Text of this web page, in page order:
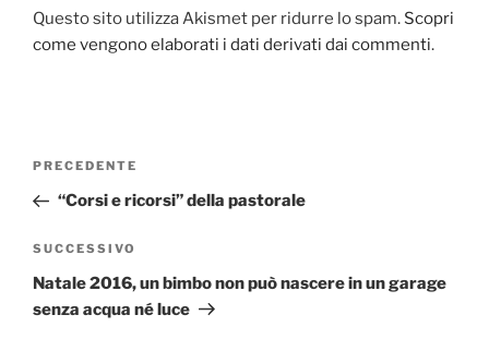
Questo sito utilizza Akismet per ridurre lo spam. Scopri
come vengono elaborati i dati derivati dai commenti.
Navigazione
Articolo
precedente:
PRECEDENTE
“Corsi e ricorsi” della pastorale
Articolo
successivo
SUCCESSIVO
Natale 2016, un bimbo non può nascere in un garage
senza acqua né luce